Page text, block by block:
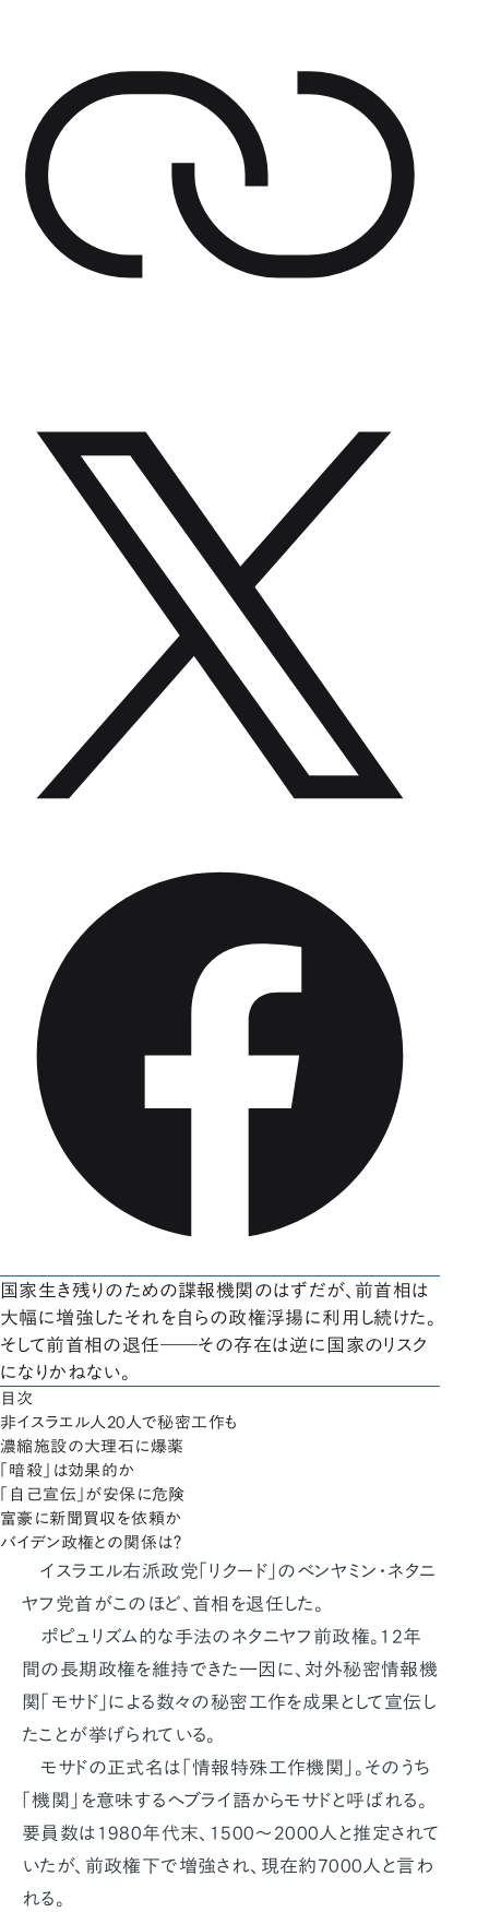
国家生き残りのための諜報機関のはずだが、前首相は
大幅に増強したそれを自らの政権浮揚に利用し続けた。
そして前首相の退任――その存在は逆に国家のリスク
になりかねない。
目次
非イスラエル人20人で秘密工作も
濃縮施設の大理石に爆薬
「暗殺」は効果的か
「自己宣伝」が安保に危険
富豪に新聞買収を依頼か
バイデン政権との関係は？
イスラエル右派政党「リクード」のベンヤミン・ネタニ
ヤフ党首がこのほど、首相を退任した。
ポピュリズム的な手法のネタニヤフ前政権。12年
間の長期政権を維持できた一因に、対外秘密情報機
関「モサド」による数々の秘密工作を成果として宣伝し
たことが挙げられている。
モサドの正式名は「情報特殊工作機関」。そのうち
「機関」を意味するヘブライ語からモサドと呼ばれる。
要員数は1980年代末、1500～2000人と推定されて
いたが、前政権下で増強され、現在約7000人と言わ
れる。